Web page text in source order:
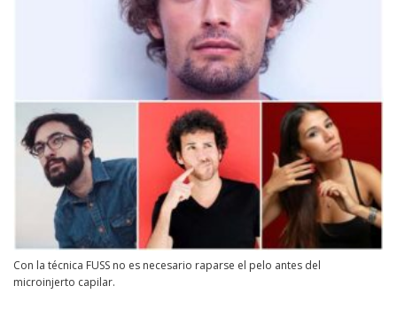
Con la técnica FUSS no es necesario raparse el pelo antes del
microinjerto capilar.